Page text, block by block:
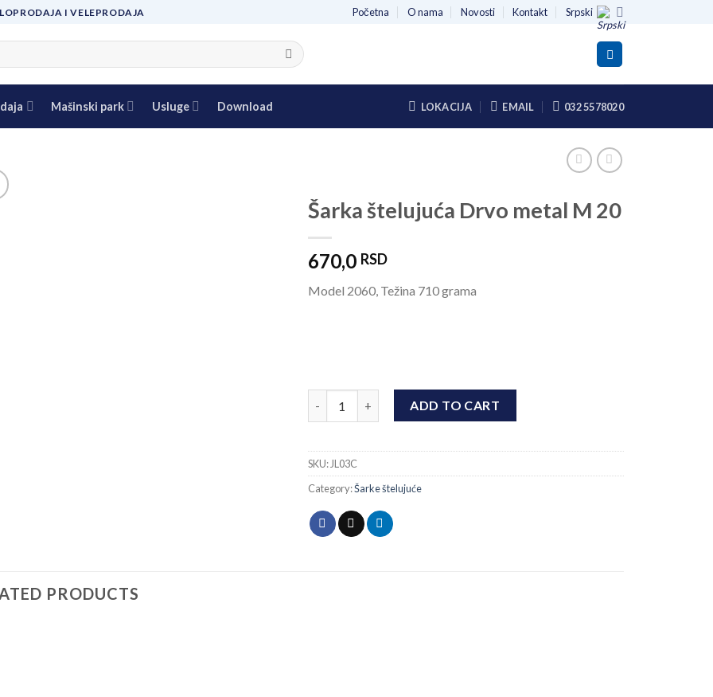
I VELEPRODAJA Početna O nama Novosti Kontakt Srpski
Mašinski park Usluge Download LOKACIJA EMAIL 032 5578020
Šarka štelujuća Drvo metal M 20
670,0 RSD
Model 2060, Težina 710 grama
ADD TO CART
SKU:JL03C
Category:Šarke štelujuće
PRODUCTS